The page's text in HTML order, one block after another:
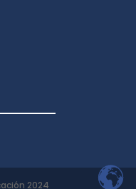
2024